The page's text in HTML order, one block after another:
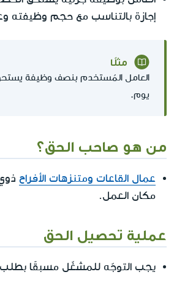
إجازة بالتناسب مع حجم وظيفته
مثلًا
العامل المُستخدم بنصف وظيفة
يوم.
من هو صاحب الحق؟
عمال القاعات ومتنزهات الأفراح
مكان العمل.
عملية تحصيل الحق
يجب التوجّه للمشغّل مسبقًا بطلب